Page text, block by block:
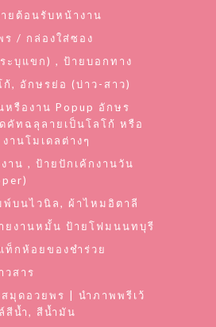
ยต้อนรับหน้างาน
ร / กล่องใส่ซอง
ะบุแขก) , ป้ายบอกทาง
ก้, อักษรย่อ (บ่าว-สาว)
หรืองาน Popup อักษร
คัทฉลุลายเป็นโลโก้ หรือ
านโมเดลต่างๆ
าน , ป้ายปักเค้กงานวัน
พ์บนไวนิล, ผ้าไหมอิตาลี
ยงานหมั้น ป้ายโฟมนนทบุรี
ท็กห้อยของชำร่วย
วสาร
มุดอวยพร | นำภาพพรีเว้
สีน้ำ, สีน้ำมัน